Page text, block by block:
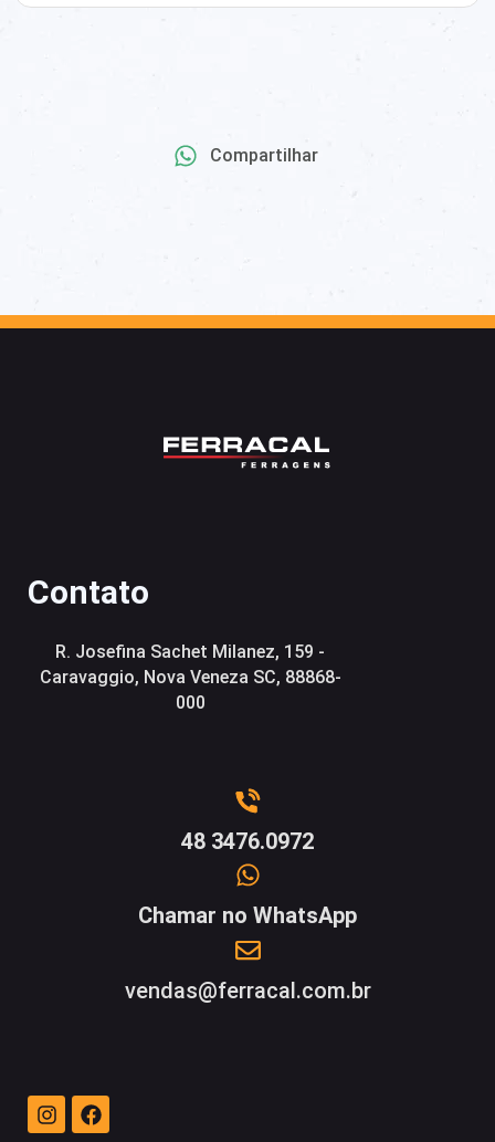
Compartilhar
Contato
R. Josefina Sachet Milanez, 159 -
Caravaggio, Nova Veneza SC, 88868-
000
48 3476.0972
Chamar no WhatsApp
vendas@ferracal.com.br